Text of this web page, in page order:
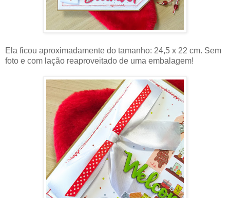
Ela ficou aproximadamente do tamanho: 24,5 x 22 cm. Sem
foto e com lação reaproveitado de uma embalagem!